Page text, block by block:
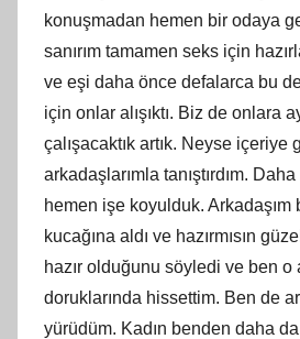
konuşmadan hemen bir odaya
sanırım tamamen seks için
ve eşi daha önce defalarca bu
için onlar alışıktı. Biz de onlara
çalışacaktık artık. Neyse içeriye
arkadaşlarımla tanıştırdım.
hemen işe koyulduk. Arkadaşım
kucağına aldı ve hazırmısın
hazır olduğunu söyledi ve ben
doruklarında hissettim. Ben de
yürüdüm. Kadın benden daha